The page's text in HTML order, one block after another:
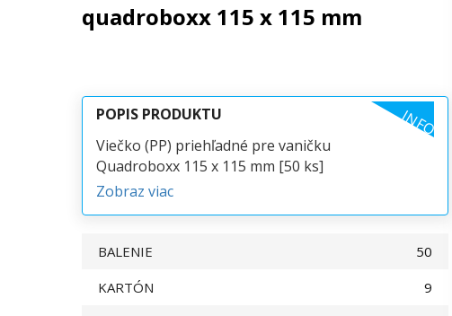
quadroboxx 115 x 115 mm
POPIS PRODUKTU INFO
Viečko (PP) priehľadné pre vaničku
Quadroboxx 115 x 115 mm [50 ks]
Zobraz viac
BALENIE
50
KARTÓN
9